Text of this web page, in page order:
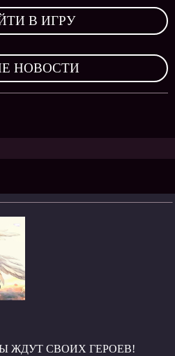
В ИГРУ
НОВОСТИ
ЖДУТ СВОИХ ГЕРОЕВ!